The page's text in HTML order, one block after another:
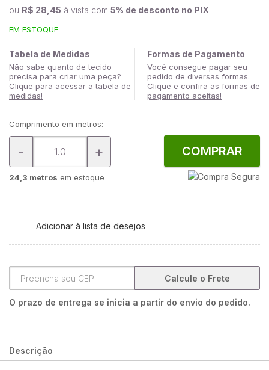
ou R$ 28,45 à vista com 5% de desconto no PIX.
EM ESTOQUE
Tabela de Medidas
Não sabe quanto de tecido
precisa para criar uma peça?
Clique para acessar a tabela de
medidas!
Formas de Pagamento
Você consegue pagar seu
pedido de diversas formas.
Clique e confira as formas de
pagamento aceitas!
Comprimento em metros:
- +
24,3 metros em estoque
COMPRAR
Adicionar à lista de desejos
Calcule o Frete
O prazo de entrega se inicia a partir do envio do pedido.
Descrição